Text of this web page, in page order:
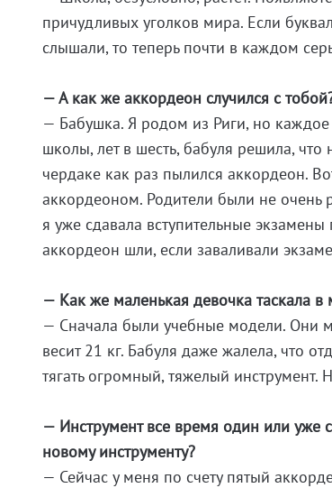
причудливых уголков мира. Если
слышали, то теперь почти в каждом
— А как же аккордеон случился с
— Бабушка. Я родом из Риги, но
школы, лет в шесть, бабуля решила,
чердаке как раз пылился аккордеон.
аккордеоном. Родители были не
я уже сдавала вступительные
аккордеон шли, если заваливали
— Как же маленькая девочка таскала
— Сначала были учебные модели. Они
весит 21 кг. Бабуля даже жалела, что
тягать огромный, тяжелый
— Инструмент все время один или уже
новому инструменту?
— Сейчас у меня по счету пятый